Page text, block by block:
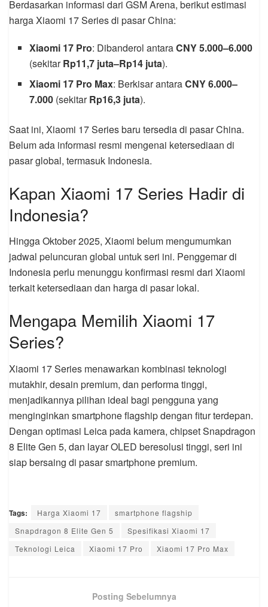
Berdasarkan informasi dari GSM Arena, berikut estimasi
harga Xiaomi 17 Series di pasar China:
Xiaomi 17 Pro: Dibanderol antaraCNY 5.000–6.000
(sekitarRp11,7 juta–Rp14 juta).
Xiaomi 17 Pro Max: Berkisar antaraCNY 6.000–
7.000 (sekitarRp16,3 juta).
Saat ini, Xiaomi 17 Series baru tersedia di pasar China.
Belum ada informasi resmi mengenai ketersediaan di
pasar global, termasuk Indonesia.
Kapan Xiaomi 17 Series Hadir di
Indonesia?
Hingga Oktober 2025, Xiaomi belum mengumumkan
jadwal peluncuran global untuk seri ini. Penggemar di
Indonesia perlu menunggu konfirmasi resmi dari Xiaomi
terkait ketersediaan dan harga di pasar lokal.
Mengapa Memilih Xiaomi 17
Series?
Xiaomi 17 Series menawarkan kombinasi teknologi
mutakhir, desain premium, dan performa tinggi,
menjadikannya pilihan ideal bagi pengguna yang
menginginkan smartphone flagship dengan fitur terdepan.
Dengan optimasi Leica pada kamera, chipset Snapdragon
8 Elite Gen 5, dan layar OLED beresolusi tinggi, seri ini
siap bersaing di pasar smartphone premium.
Tags: Harga Xiaomi 17
smartphone flagship
Snapdragon 8 Elite Gen 5
Spesifikasi Xiaomi 17
Teknologi Leica
Xiaomi 17 Pro Xiaomi 17 Pro Max
Posting Sebelumnya